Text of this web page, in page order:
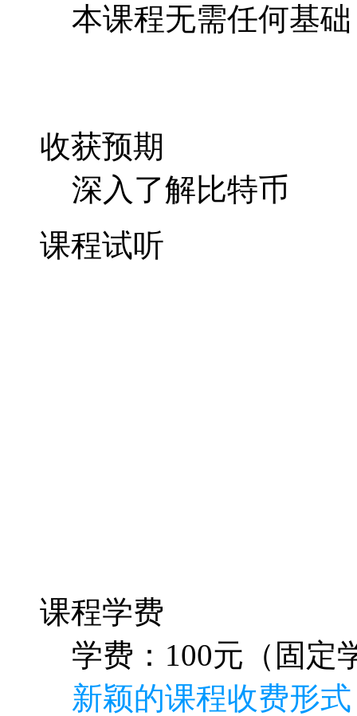
本课程无需任何基
收获预期
深入了解比特币
课程试听
课程学费
学费：100元（固定
新颖的课程收费形